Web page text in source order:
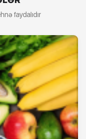
faydalıdır